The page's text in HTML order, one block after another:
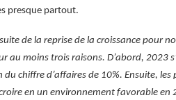
presque partout.
de la reprise de la croissance pour
au moins trois raisons. D’abord, 2023
chiffre d’affaires de 10%. Ensuite, les
en un environnement favorable